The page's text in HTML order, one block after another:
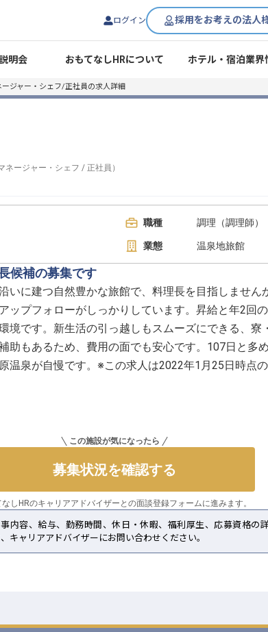
ログイン 採用をお考えの法人
明会 おもてなしHRについて ホテル・宿泊業界
ジャー・シェフ/正社員の求人詳細
ネージャー・シェフ / 正社員 ）
職種 調理（調理師）
業態 温泉地旅館
候補の募集です
いに建つ自然豊かな旅館で、料理長を目指しませ
ップフォローがしっかりしています。昇給と年2回
境です。新生活の引っ越しもスムーズにできる、
助もあるため、費用の面でも安心です。107日と多
温泉が自慢です。※この求人は2022年1月25日時点
この施設が気になったら
募集状況を確認する
なしHRのキャリアアドバイザーとの面談登録フォームに進みます。
内容、給与、勤務時間、休日・休暇、福利厚生、応募資格の
キャリアアドバイザーにお問い合わせください。